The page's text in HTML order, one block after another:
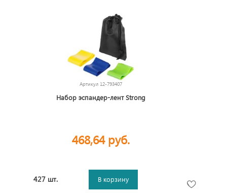
Артикул 12-793407
Набор эспандер-лент Strong
468,64 руб.
427 шт. В корзину